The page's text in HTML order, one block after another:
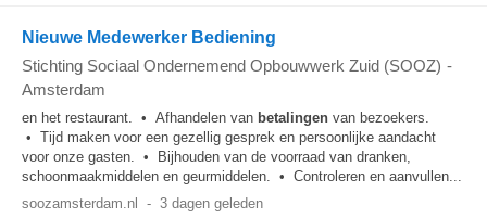
Nieuwe Medewerker Bediening
Stichting Sociaal Ondernemend Opbouwwerk Zuid (SOOZ) -
Amsterdam
en het restaurant. • Afhandelen van betalingen van bezoekers.
• Tijd maken voor een gezellig gesprek en persoonlijke aandacht
voor onze gasten. • Bijhouden van de voorraad van dranken,
schoonmaakmiddelen en geurmiddelen. • Controleren en aanvullen...
soozamsterdam.nl
- 3 dagen geleden